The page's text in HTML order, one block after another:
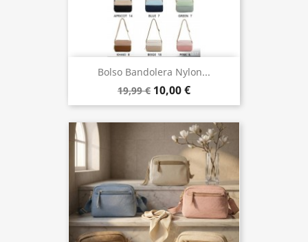
Bolso Bandolera Nylon...
19,99 € 10,00 €